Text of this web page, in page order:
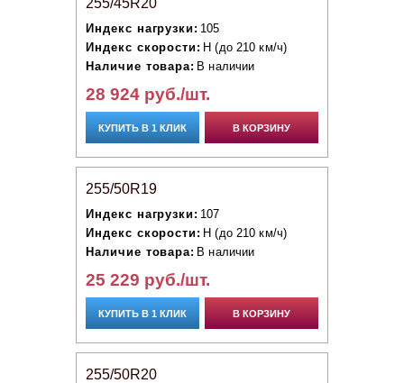
255/45R20
Индекс нагрузки: 105
Индекс скорости: H (до 210 км/ч)
Наличие товара: В наличии
28 924 руб./шт.
КУПИТЬ В 1 КЛИК В КОРЗИНУ
255/50R19
Индекс нагрузки: 107
Индекс скорости: H (до 210 км/ч)
Наличие товара: В наличии
25 229 руб./шт.
КУПИТЬ В 1 КЛИК В КОРЗИНУ
255/50R20